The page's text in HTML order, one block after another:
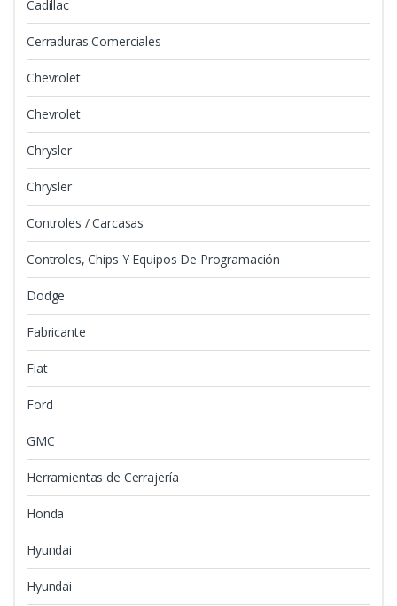
Cadillac
Cerraduras Comerciales
Chevrolet
Chevrolet
Chrysler
Chrysler
Controles / Carcasas
Controles, Chips Y Equipos De Programación
Dodge
Fabricante
Fiat
Ford
GMC
Herramientas de Cerrajería
Honda
Hyundai
Hyundai